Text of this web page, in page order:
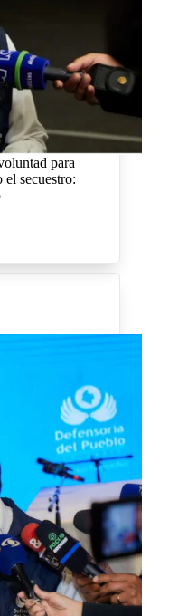
para
secuestro: